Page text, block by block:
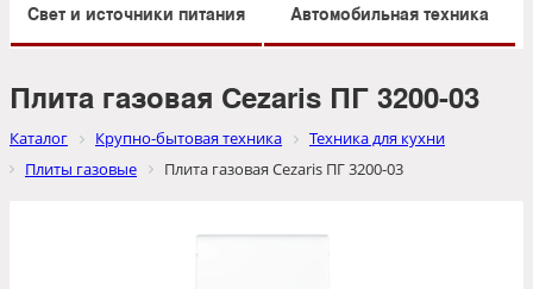
Свет и источники питания Автомобильная техника
Плита газовая Cezaris ПГ 3200-03
Каталог Крупно-бытовая техника
Техника для кухни
Плиты газовые
Плита газовая Cezaris ПГ 3200-03